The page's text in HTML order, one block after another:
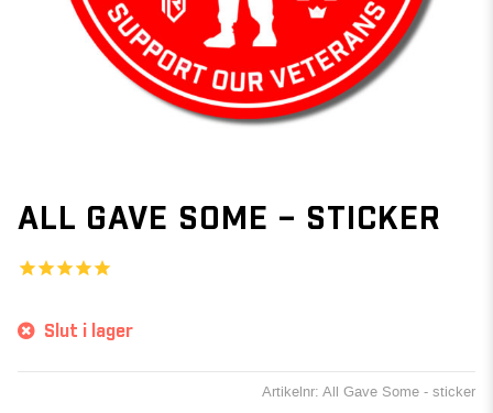
ALL GAVE SOME – STICKER
Slut i lager
Artikelnr: All Gave Some - sticker